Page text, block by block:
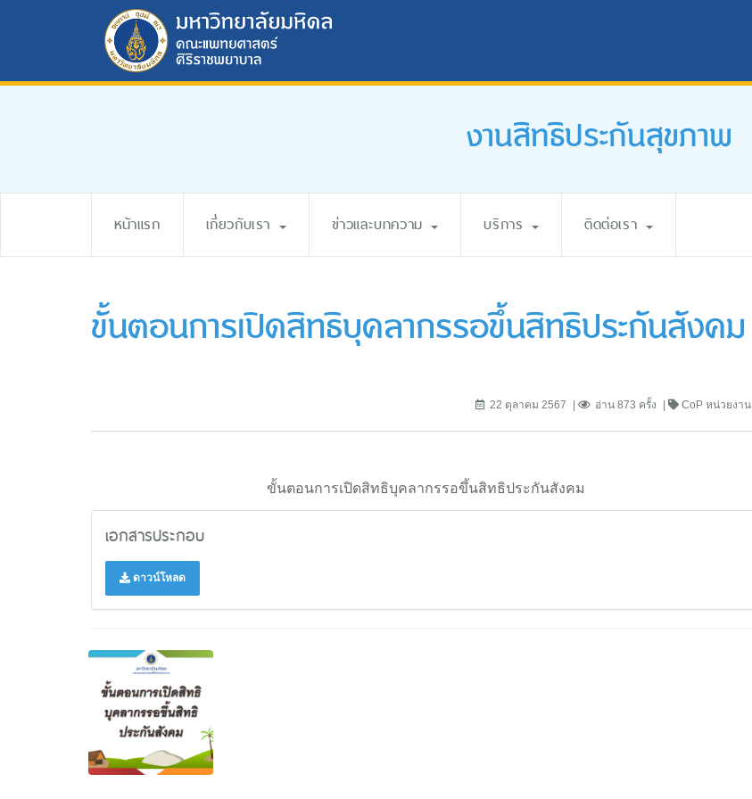
งานสิทธิประกันสุขภาพ
หน้าแรก เกี่ยวกับเรา ข่าวและบทความ บริการ ติดต่อเรา
ขั้นตอนการเปิดสิทธิบุคลากรรอขึ้นสิทธิประกันสังคม
22 ตุลาคม 2567 อ่าน 873 ครั้ง CoP หน่วยงาน
ขั้นตอนการเปิดสิทธิบุคลากรรอขึ้นสิทธิประกันสังคม
เอกสารประกอบ
ดาวน์โหลด